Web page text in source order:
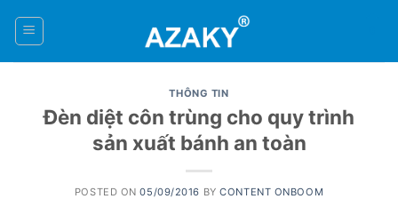
THÔNG TIN
Đèn diệt côn trùng cho quy trình
sản xuất bánh an toàn
POSTED ON05/09/2016 BYCONTENT ONBOOM